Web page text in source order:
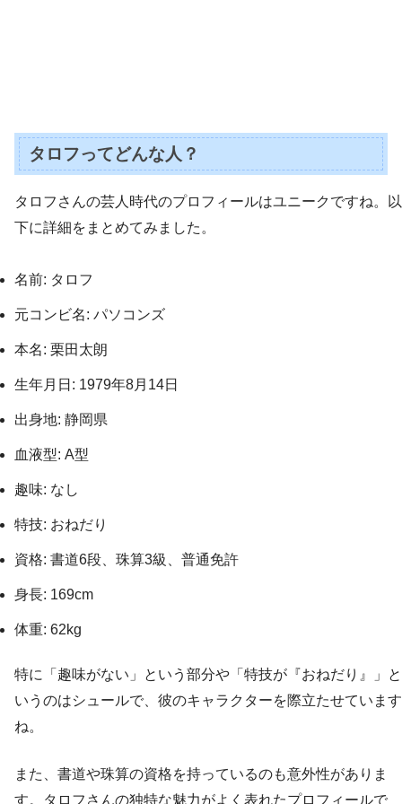
タロフってどんな人？
タロフさんの芸人時代のプロフィールはユニークですね。以
下に詳細をまとめてみました。
名前: タロフ
元コンビ名: パソコンズ
本名: 栗田太朗
生年月日: 1979年8月14日
出身地: 静岡県
血液型: A型
趣味: なし
特技: おねだり
資格: 書道6段、珠算3級、普通免許
身長: 169cm
体重: 62kg
特に「趣味がない」という部分や「特技が『おねだり』」と
いうのはシュールで、彼のキャラクターを際立たせています
ね。
また、書道や珠算の資格を持っているのも意外性がありま
す。タロフさんの独特な魅力がよく表れたプロフィールで